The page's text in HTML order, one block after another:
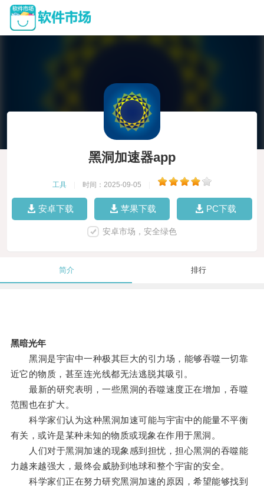
黑洞加速器app
工具 时间：2025-09-05
安卓下载 苹果下载 PC下载
安卓市场，安全绿色
简介 排行
黑暗光年
黑洞是宇宙中一种极其巨大的引力场，能够吞噬一切靠
近它的物质，甚至连光线都无法逃脱其吸引。
最新的研究表明，一些黑洞的吞噬速度正在增加，吞噬
范围也在扩大。
科学家们认为这种黑洞加速可能与宇宙中的能量不平衡
有关，或许是某种未知的物质或现象在作用于黑洞。
人们对于黑洞加速的现象感到担忧，担心黑洞的吞噬能
力越来越强大，最终会威胁到地球和整个宇宙的安全。
科学家们正在努力研究黑洞加速的原因，希望能够找到